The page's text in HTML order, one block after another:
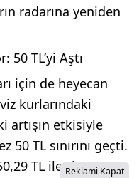
radarına yeniden
50 TL’yi Aştı
için de heyecan
kurlarındaki
artışın etkisiyle
TL sınırını geçti.
TL ile zirveReklami Kapat